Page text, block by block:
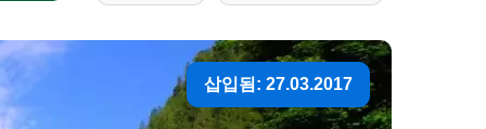
삽입됨: 27.03.2017